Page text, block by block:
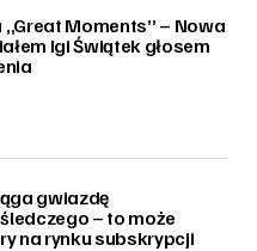
„Great Moments” – Nowa
Igi Świątek głosem
gwiazdę
– to może
na rynku subskrypcji